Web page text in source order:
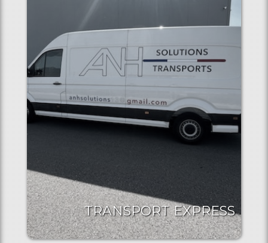
TRANSPORT EXPRESS